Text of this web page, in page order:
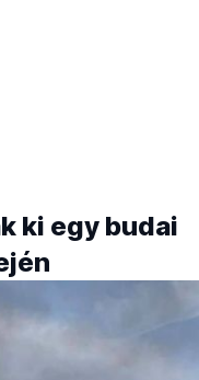
ki egy budai